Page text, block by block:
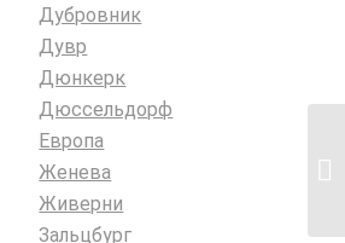
Дубровник
Дувр
Дюнкерк
Дюссельдорф
Европа
Женева
Живерни
Зальцбург